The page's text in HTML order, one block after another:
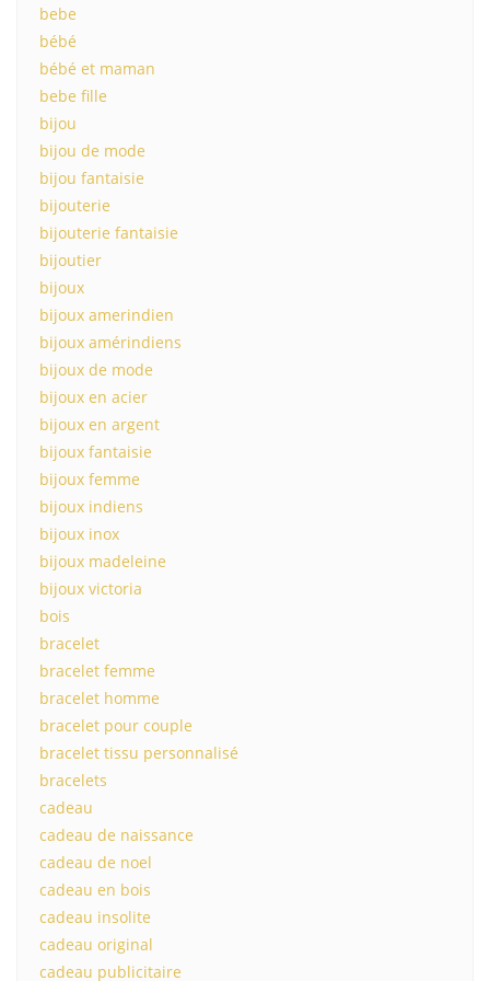
bebe
bébé
bébé et maman
bebe fille
bijou
bijou de mode
bijou fantaisie
bijouterie
bijouterie fantaisie
bijoutier
bijoux
bijoux amerindien
bijoux amérindiens
bijoux de mode
bijoux en acier
bijoux en argent
bijoux fantaisie
bijoux femme
bijoux indiens
bijoux inox
bijoux madeleine
bijoux victoria
bois
bracelet
bracelet femme
bracelet homme
bracelet pour couple
bracelet tissu personnalisé
bracelets
cadeau
cadeau de naissance
cadeau de noel
cadeau en bois
cadeau insolite
cadeau original
cadeau publicitaire